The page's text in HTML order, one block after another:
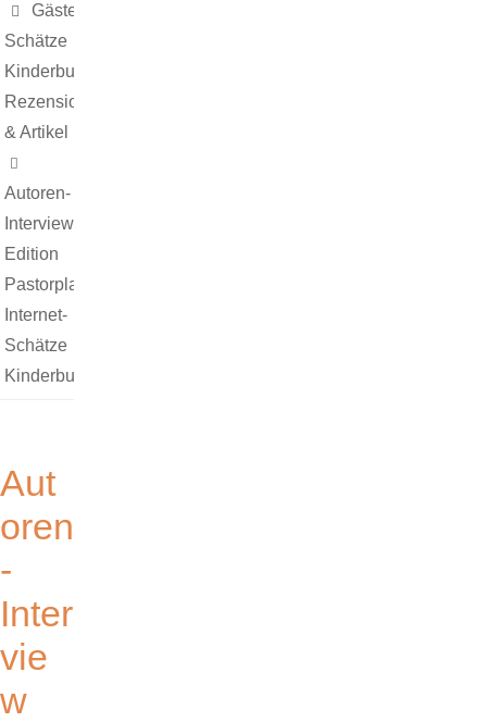
Gäste &
Schätze
Kinderbuch
Rezensionen
& Artikel
Autoren-
Interview,
Edition
Pastorplatz
Internet-
Schätze
Kinderbuch
Aut
oren
-
Inter
vie
w